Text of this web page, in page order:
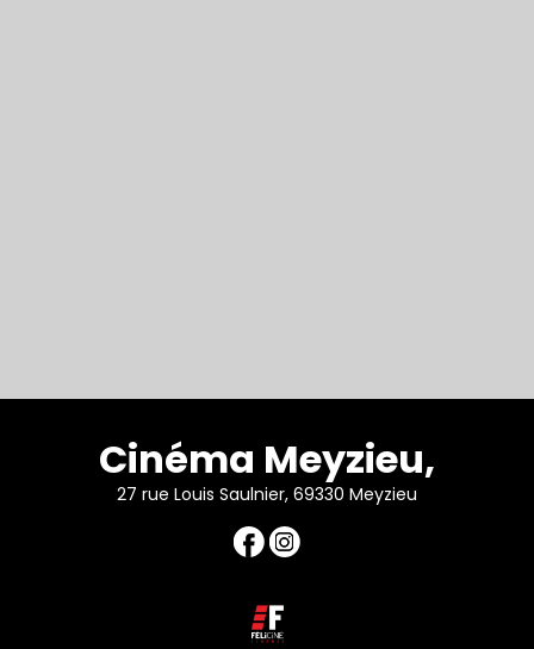
Cinéma Meyzieu,
27 rue Louis Saulnier, 69330 Meyzieu